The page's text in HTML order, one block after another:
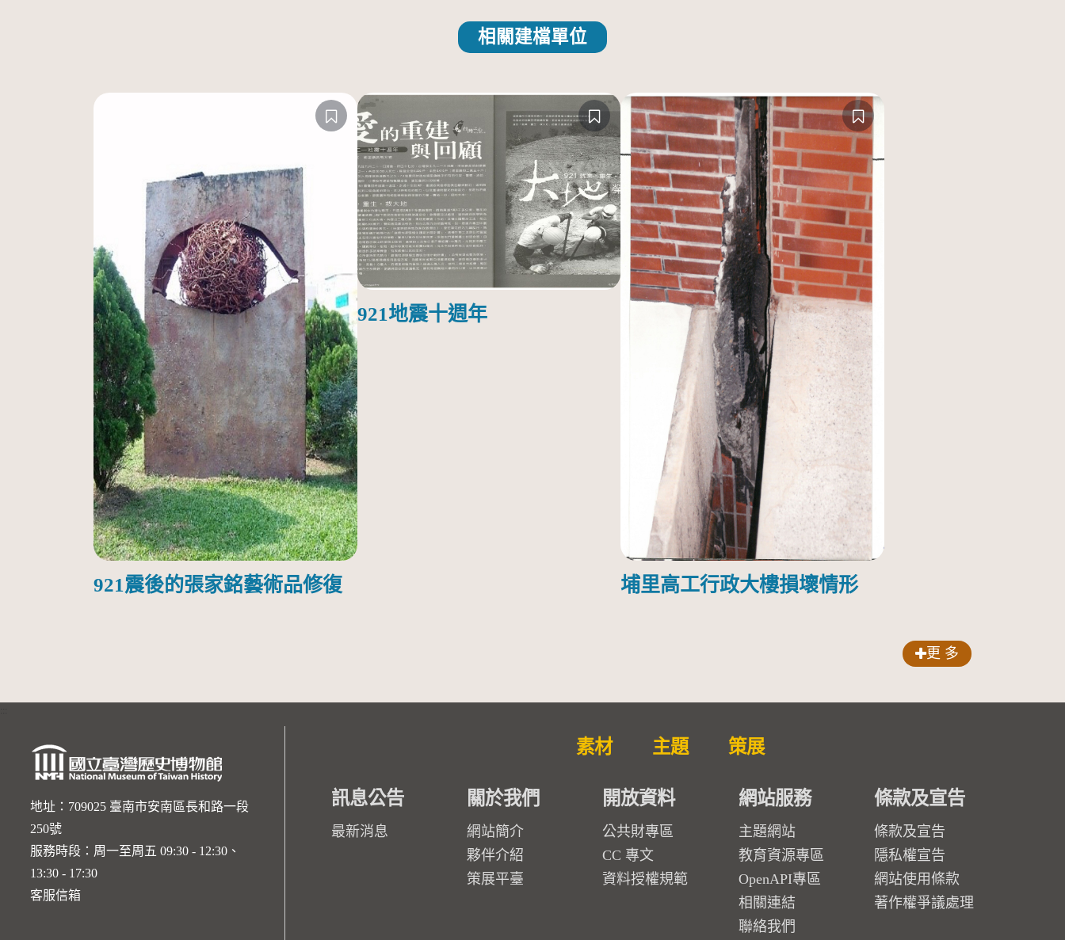
相關建檔單位
921震後的張家銘藝術品修復
921地震十週年
埔里高工行政大樓損壞情形
更 多
地址：709025 臺南市安南區長和路一段
250號
服務時段：周一至周五 09:30 - 12:30、
13:30 - 17:30
客服信箱
素材 主題 策展
訊息公告
最新消息
關於我們
網站簡介
夥伴介紹
策展平臺
開放資料
公共財專區
CC 專文
資料授權規範
網站服務
主題網站
教育資源專區
OpenAPI專區
相關連結
聯絡我們
條款及宣告
條款及宣告
隱私權宣告
網站使用條款
著作權爭議處理